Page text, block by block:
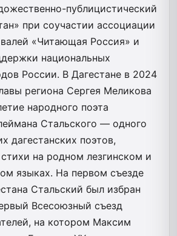
публицистический
при соучастии ассоциации
«Читающая Россия» и
национальных
России. В Дагестане в 2024
региона Сергея Меликова
народного поэта
Стальского — одного
дагестанских поэтов,
на родном лезгинском и
языках. На первом съезде
Стальский был избран
Всесоюзный съезд
на котором Максим